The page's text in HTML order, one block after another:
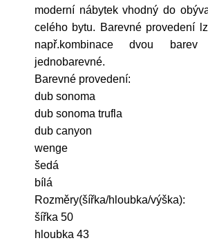
moderní nábytek vhodný do
celého bytu. Barevné provedení
např.kombinace dvou
jednobarevné.
Barevné provedení:
dub sonoma
dub sonoma trufla
dub canyon
wenge
šedá
bílá
Rozměry(šířka/hloubka/výška):
šířka 50
hloubka 43